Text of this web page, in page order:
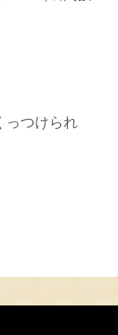
っつけられ